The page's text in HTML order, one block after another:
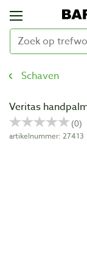
Schaven
Veritas
artikelnummer: 27413